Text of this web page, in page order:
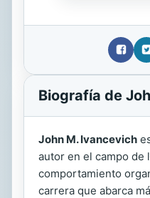
Biografía de
John M. Ivancevich
autor en el campo de
comportamiento
carrera que abarca